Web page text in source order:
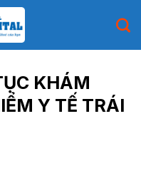
KHÁM
Y TẾ TRÁI